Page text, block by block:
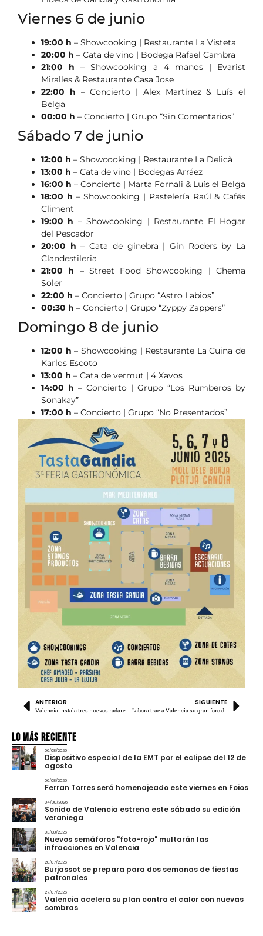
Viernes 6 de junio
19:00 h – Showcooking | Restaurante La Visteta
20:00 h – Cata de vino | Bodega Rafael Cambra
21:00 h – Showcooking a 4 manos | Evarist
Miralles & Restaurante Casa Jose
22:00 h – Concierto | Alex Martínez & Luís el
Belga
00:00 h – Concierto | Grupo “Sin Comentarios”
Sábado 7 de junio
12:00 h – Showcooking | Restaurante La Delicà
13:00 h – Cata de vino | Bodegas Arráez
16:00 h – Concierto | Marta Fornali & Luís el Belga
18:00 h – Showcooking | Pastelería Raúl & Cafés
Climent
19:00 h – Showcooking | Restaurante El Hogar
del Pescador
20:00 h – Cata de ginebra | Gin Roders by La
Clandestileria
21:00 h – Street Food Showcooking | Chema
Soler
22:00 h – Concierto | Grupo “Astro Labios”
00:30 h – Concierto | Grupo “Zyppy Zappers”
Domingo 8 de junio
12:00 h – Showcooking | Restaurante La Cuina de
Karlos Escoto
13:00 h – Cata de vermut | 4 Xavos
14:00 h – Concierto | Grupo “Los Rumberos by
Sonakay”
17:00 h – Concierto | Grupo “No Presentados”
ANTERIOR SIGUIENTE
Labora trae a Valencia su gran foro de empleo con jornada de entrevistas
Lo más Reciente
06/08/2026
Dispositivo especial de la EMT por el eclipse del 12 de
agosto
06/08/2026
Ferran Torres será homenajeado este viernes en Foios
04/08/2026
Sonido de Valencia estrena este sábado su edición
veraniega
03/08/2026
Nuevos semáforos "foto-rojo" multarán las
infracciones en Valencia
28/07/2026
Burjassot se prepara para dos semanas de fiestas
patronales
27/07/2026
Valencia acelera su plan contra el calor con nuevas
sombras